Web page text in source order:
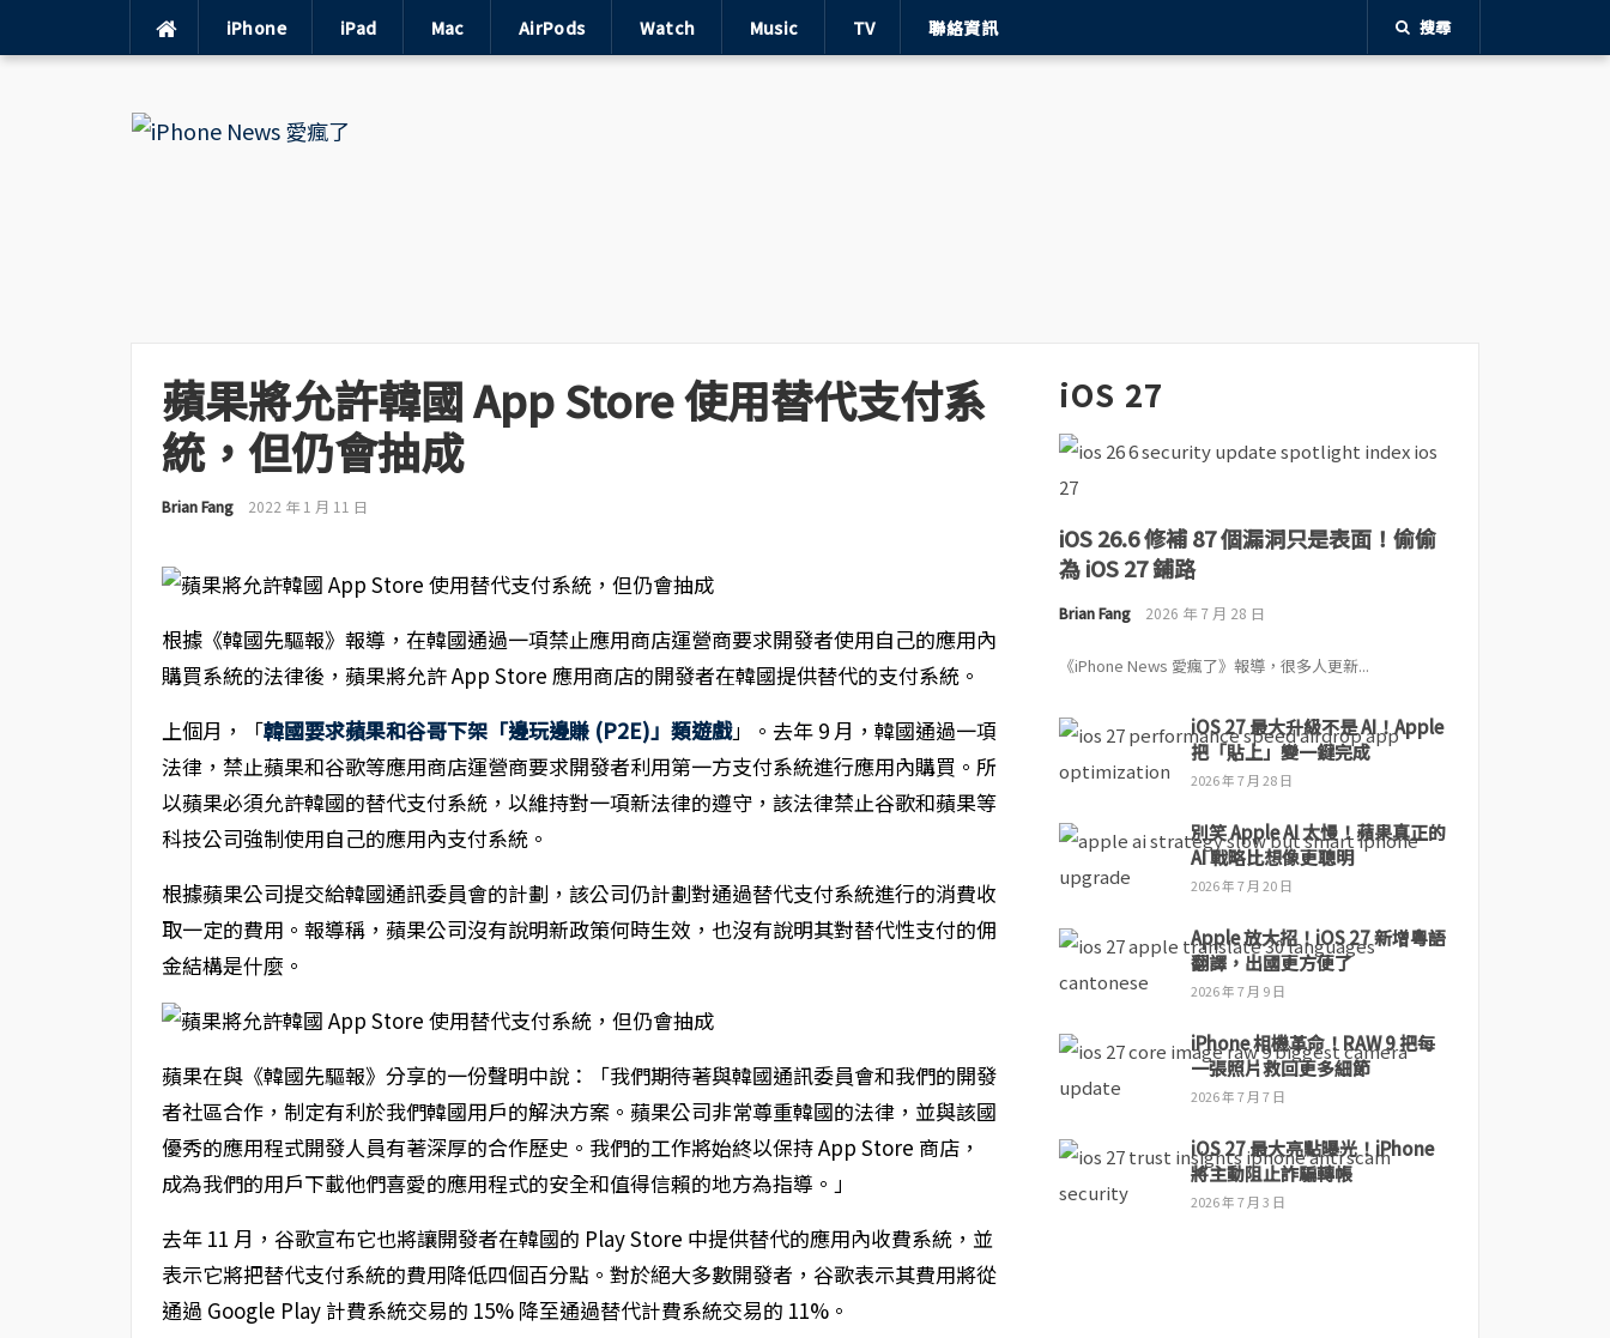
iPhone iPad Mac AirPods Watch Music TV 聯絡資訊 搜尋
蘋果將允許韓國 App Store 使用替代支付系
統，但仍會抽成
Brian Fang 2022 年 1 月 11 日
根據《韓國先驅報》報導，在韓國通過一項禁止應用商店運營商要求開發者使用自己的應用內
購買系統的法律後，蘋果將允許 App Store 應用商店的開發者在韓國提供替代的支付系統。
上個月，「韓國要求蘋果和谷哥下架「邊玩邊賺 (P2E)」類遊戲」。去年 9 月，韓國通過一項
法律，禁止蘋果和谷歌等應用商店運營商要求開發者利用第一方支付系統進行應用內購買。所
以蘋果必須允許韓國的替代支付系統，以維持對一項新法律的遵守，該法律禁止谷歌和蘋果等
科技公司強制使用自己的應用內支付系統。
根據蘋果公司提交給韓國通訊委員會的計劃，該公司仍計劃對通過替代支付系統進行的消費收
取一定的費用。報導稱，蘋果公司沒有說明新政策何時生效，也沒有說明其對替代性支付的佣
金結構是什麼。
蘋果在與《韓國先驅報》分享的一份聲明中說：「我們期待著與韓國通訊委員會和我們的開發
者社區合作，制定有利於我們韓國用戶的解決方案。蘋果公司非常尊重韓國的法律，並與該國
優秀的應用程式開發人員有著深厚的合作歷史。我們的工作將始終以保持 App Store 商店，
成為我們的用戶下載他們喜愛的應用程式的安全和值得信賴的地方為指導。」
去年 11 月，谷歌宣布它也將讓開發者在韓國的 Play Store 中提供替代的應用內收費系統，並
表示它將把替代支付系統的費用降低四個百分點。對於絕大多數開發者，谷歌表示其費用將從
通過 Google Play 計費系統交易的 15% 降至通過替代計費系統交易的 11%。
iOS 27
iOS 26.6 修補 87 個漏洞只是表面！偷偷
為 iOS 27 鋪路
Brian Fang 2026 年 7 月 28 日
《iPhone News 愛瘋了》報導，很多人更新...
iOS 27 最大升級不是 AI！Apple
把「貼上」變一鍵完成
2026 年 7 月 28 日
別笑 Apple AI 太慢！蘋果真正的
AI 戰略比想像更聰明
2026 年 7 月 20 日
Apple 放大招！iOS 27 新增粵語
翻譯，出國更方便了
2026 年 7 月 9 日
iPhone 相機革命！RAW 9 把每
一張照片救回更多細節
2026 年 7 月 7 日
iOS 27 最大亮點曝光！iPhone
將主動阻止詐騙轉帳
2026 年 7 月 3 日